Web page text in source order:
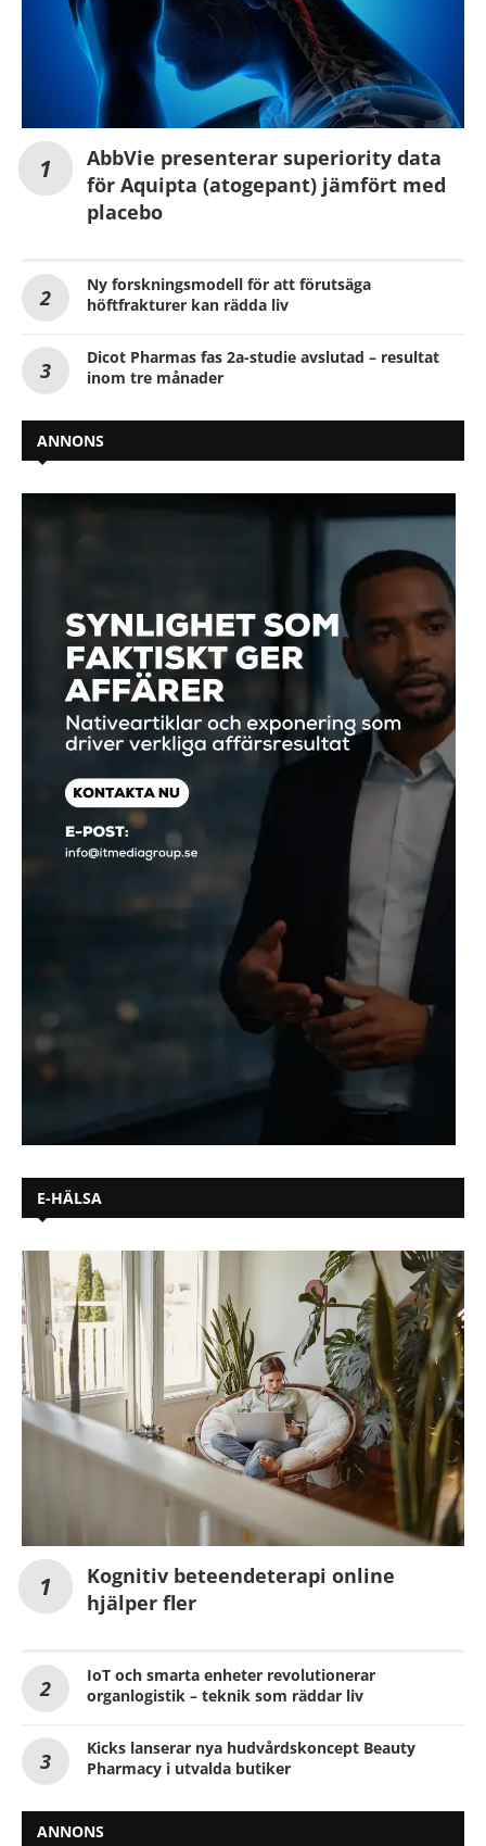
AbbVie presenterar superiority data
för Aquipta (atogepant) jämfört med
placebo
Ny forskningsmodell för att förutsäga
höftfrakturer kan rädda liv
Dicot Pharmas fas 2a-studie avslutad – resultat
inom tre månader
ANNONS
E-HÄLSA
Kognitiv beteendeterapi online
hjälper fler
IoT och smarta enheter revolutionerar
organlogistik – teknik som räddar liv
Kicks lanserar nya hudvårdskoncept Beauty
Pharmacy i utvalda butiker
ANNONS